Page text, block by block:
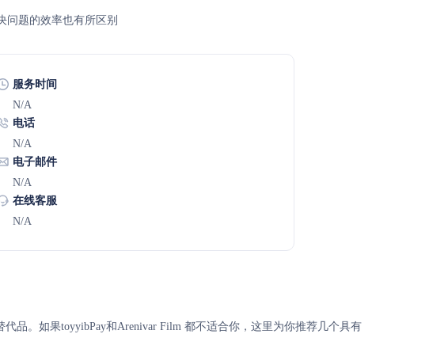
问题的效率也有所区别
服务时间
N/A
电话
N/A
电子邮件
N/A
在线客服
N/A
品。如果toyyibPay和Arenivar Film 都不适合你，这里为你推荐几个具有